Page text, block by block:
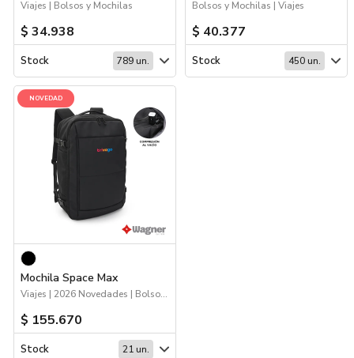
Viajes | Bolsos y Mochilas
$ 34.938
Stock 789 un.
Bolsos y Mochilas | Viajes
$ 40.377
Stock 450 un.
NOVEDAD
Mochila Space Max
Viajes | 2026 Novedades | Bolsos y Mochilas
$ 155.670
Stock 21 un.